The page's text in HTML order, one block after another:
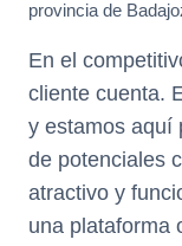
provincia de
En el
cliente cuenta.
y estamos aquí
de potenciales
atractivo y
una plataforma